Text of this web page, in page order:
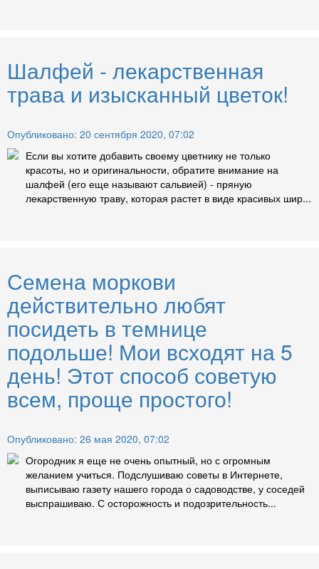
Шалфей - лекарственная
трава и изысканный цветок!
Опубликовано: 20 сентября 2020, 07:02
Если вы хотите добавить своему цветнику не только
красоты, но и оригинальности, обратите внимание на
шалфей (его еще называют сальвией) - пряную
лекарственную траву, которая растет в виде красивых шир...
Семена моркови
действительно любят
посидеть в темнице
подольше! Мои всходят на 5
день! Этот способ советую
всем, проще простого!
Опубликовано: 26 мая 2020, 07:02
Огородник я еще не очень опытный, но с огромным
желанием учиться. Подслушиваю советы в Интернете,
выписываю газету нашего города о садоводстве, у соседей
выспрашиваю. С осторожность и подозрительность...